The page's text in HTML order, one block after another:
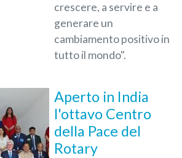
crescere, a servire e a
generare un
cambiamento positivo in
tutto il mondo".
Aperto in India
l'ottavo Centro
della Pace del
Rotary